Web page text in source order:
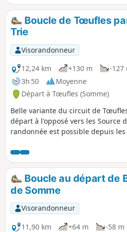
Boucle de Tœufles
Trie
Visorandonneur
12,24 km
+130 m
-127
3h 50
Moyenne
Départ à Tœufles (Somme)
Belle variante du circuit de
départ à l'opposé vers les Source
randonnée est possible depuis
Communauté de Communes du
Boucle au départ de
de Somme
Visorandonneur
11,90 km
+64 m -58 m